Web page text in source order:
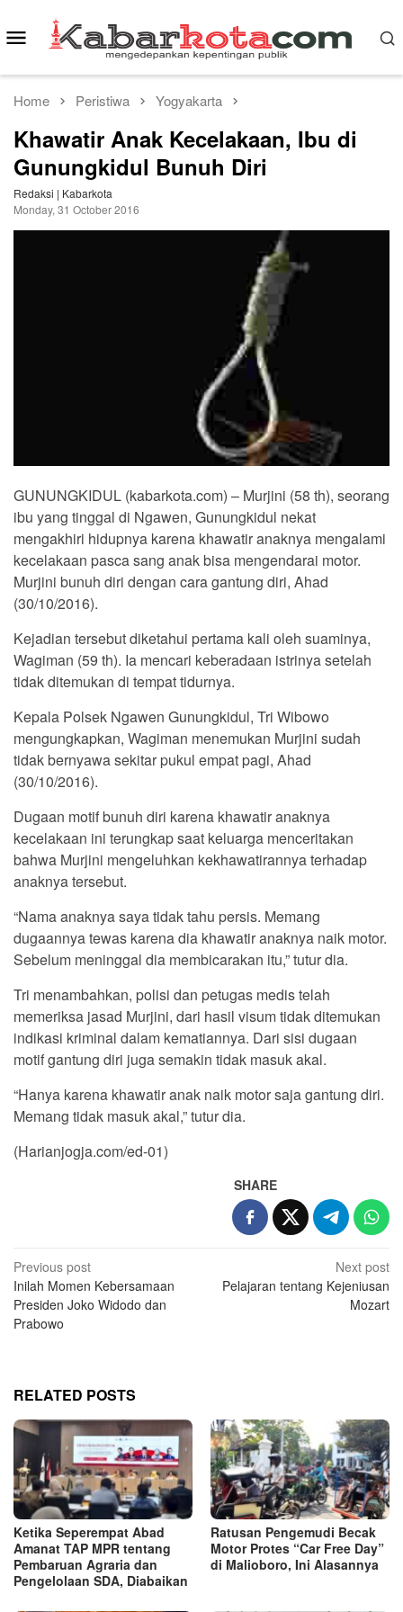
to
content
Mobile
Menu
Home Peristiwa Yogyakarta
Khawatir Anak Kecelakaan, Ibu di
Gunungkidul Bunuh Diri
Redaksi | Kabarkota
Monday, 31 October 2016
GUNUNGKIDUL (kabarkota.com) – Murjini (58 th), seorang
ibu yang tinggal di Ngawen, Gunungkidul nekat
mengakhiri hidupnya karena khawatir anaknya mengalami
kecelakaan pasca sang anak bisa mengendarai motor.
Murjini bunuh diri dengan cara gantung diri, Ahad
(30/10/2016).
Kejadian tersebut diketahui pertama kali oleh suaminya,
Wagiman (59 th). Ia mencari keberadaan istrinya setelah
tidak ditemukan di tempat tidurnya.
Kepala Polsek Ngawen Gunungkidul, Tri Wibowo
mengungkapkan, Wagiman menemukan Murjini sudah
tidak bernyawa sekitar pukul empat pagi, Ahad
(30/10/2016).
Dugaan motif bunuh diri karena khawatir anaknya
kecelakaan ini terungkap saat keluarga menceritakan
bahwa Murjini mengeluhkan kekhawatirannya terhadap
anaknya tersebut.
“Nama anaknya saya tidak tahu persis. Memang
dugaannya tewas karena dia khawatir anaknya naik motor.
Sebelum meninggal dia membicarakan itu,” tutur dia.
Tri menambahkan, polisi dan petugas medis telah
memeriksa jasad Murjini, dari hasil visum tidak ditemukan
indikasi kriminal dalam kematiannya. Dari sisi dugaan
motif gantung diri juga semakin tidak masuk akal.
“Hanya karena khawatir anak naik motor saja gantung diri.
Memang tidak masuk akal,” tutur dia.
(Harianjogja.com/ed-01)
SHARE
Post
navigation
Previous post
Inilah Momen Kebersamaan
Presiden Joko Widodo dan
Prabowo
Next post
Pelajaran tentang Kejeniusan
Mozart
RELATED POSTS
Ketika Seperempat Abad
Amanat TAP MPR tentang
Pembaruan Agraria dan
Pengelolaan SDA, Diabaikan
Ratusan Pengemudi Becak
Motor Protes “Car Free Day”
di Malioboro, Ini Alasannya